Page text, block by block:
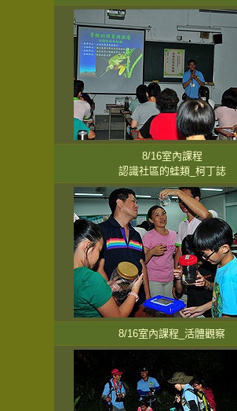
8/16室內課程
認識社區的蛙類_柯丁誌
8/16室內課程_活體觀察